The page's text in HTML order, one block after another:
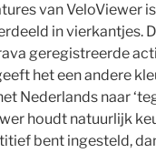
van VeloViewer
in vierkantjes.
geregistreerde
het een andere
Nederlands naar
houdt natuurlijk
bent ingesteld,